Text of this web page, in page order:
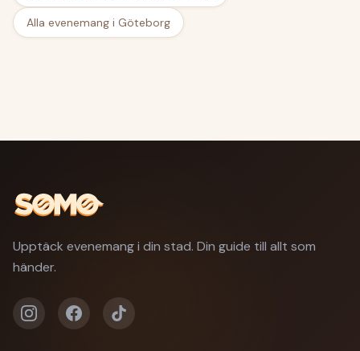
Alla evenemang i Göteborg
Upptäck evenemang i din stad. Din guide till allt som
händer.